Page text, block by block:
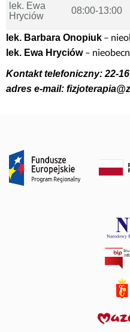
lek. Ewa
Hryciów
08:00-13:00
lek. Barbara Onopiuk –
lek. Ewa Hryciów –
Kontakt telefoniczny: 22-
adres e-mail: